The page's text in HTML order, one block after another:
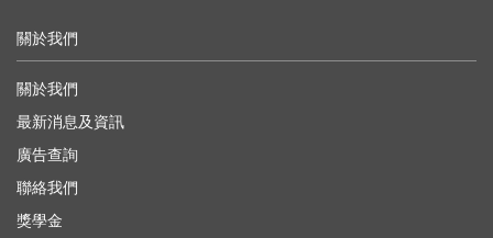
關於我們
關於我們
最新消息及資訊
廣告查詢
聯絡我們
獎學金